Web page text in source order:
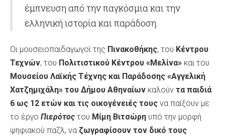
έμπνευση από την παγκόσμια και την
ελληνική ιστορία και παράδοση.
Οι μουσειοπαιδαγωγοί της Πινακοθήκης, του Κέντρου
Τεχνών, του Πολιτιστικού Κέντρου «Μελίνα» και του
Μουσείου Λαϊκής Τέχνης και Παράδοσης «Αγγελική
Χατζημιχάλη» του Δήμου Αθηναίων καλούν τα παιδιά
6 ως 12 ετών και τις οικογένειές τους να παίξουν με
το έργο Πιερότος του Μίμη Βιτσώρη υπό την μορφή
ψηφιακού παζλ, να ζωγραφίσουν τον δικό τους